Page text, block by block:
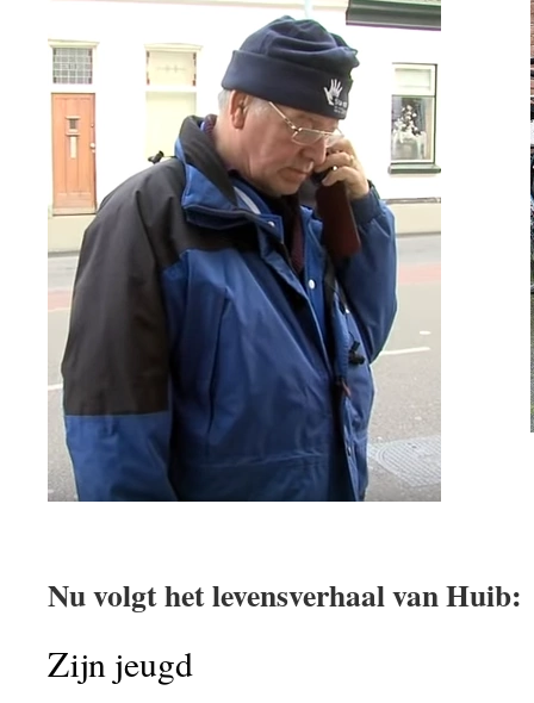
Nu volgt het levensverhaal van Huib:
Zijn jeugd